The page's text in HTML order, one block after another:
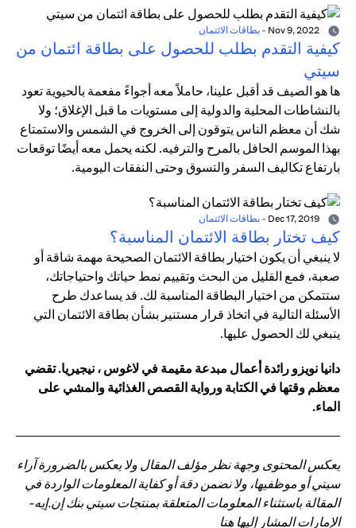
- بطاقات الائتمان
كيفية التقدم بطلب للحصول على بطاقة ائتمان من
سيتي
ها هو الصيف قد أقبل علينا، حاملاً معه أجواءً مفعمة بالحيوية تعود
بالنشاطات المحلية والدولية إلى مستويات ما قبل الإغلاق؛ ولا
شك أن معظم الناس يتوقون إلى الخروج في الشمس والاستمتاع
بهذا الموسم الحافل بالمرح والترفيه. لكنه يحمل معه أيضًا توقعات
بارتفاع تكاليف السفر والتسوق وحتى النفقات اليومية.
- بطاقات الائتمان
كيف تختار بطاقة الائتمان المناسبة؟
لا ينبغي أن يكون اختيار بطاقة الائتمان الصحيحة مهمة شاقة أو
صعبة، فمع القليل من البحث وتقييم نمط حياتك واحتياجاتك،
ستتمكن من اختيار البطاقة المناسبة لك. قد يساعدك طرح
الأسئلة التالية في اتخاذ قرار مستنير بشأن بطاقة الائتمان التي
ينبغي لك الحصول عليها.
دانيا نويزو رائدة أعمال مبدعة مقيمة في لاغوس ، نيجيريا. تقضي
معظم وقتها في الكتابة ورواية القصص الغذائية والمشي على
الماء.
يعكس المحتوى وجهة نظر مؤلف المقال ولا يعكس بالضرورة آراء
سيتي أو موظفيها، ولا نضمن دقة أو كفاية المعلومات الواردة في
المقالة باستثناء المعلومات المتعلقة بمنتجات سيتي بنك إن.إيه-
الإمارات المشار إليها هنا